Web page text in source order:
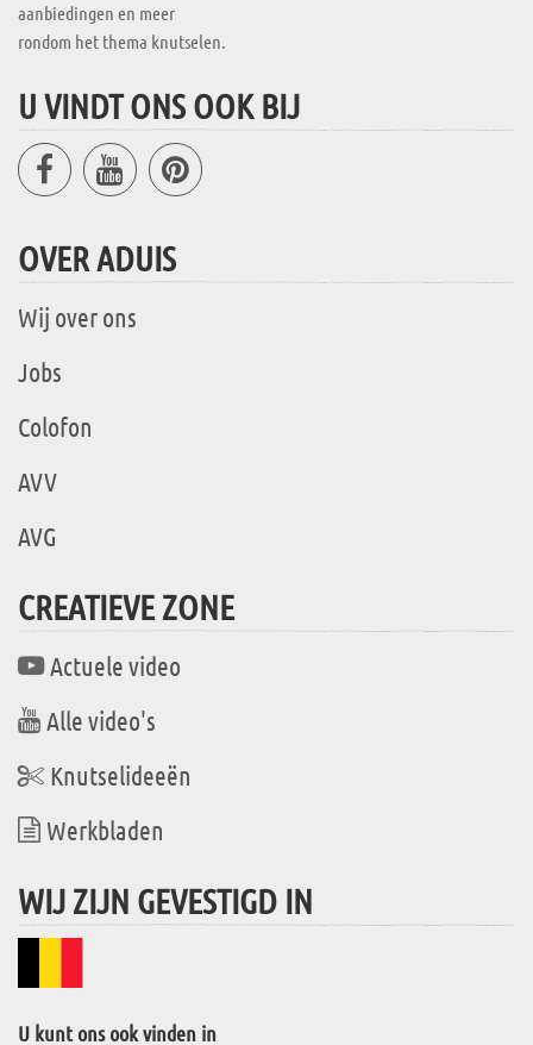
aanbiedingen en meer
rondom het thema knutselen.
U VINDT ONS OOK BIJ
OVER ADUIS
Wij over ons
Jobs
Colofon
AVV
AVG
CREATIEVE ZONE
Actuele video
Alle video's
Knutselideeën
Werkbladen
WIJ ZIJN GEVESTIGD IN
U kunt ons ook vinden in